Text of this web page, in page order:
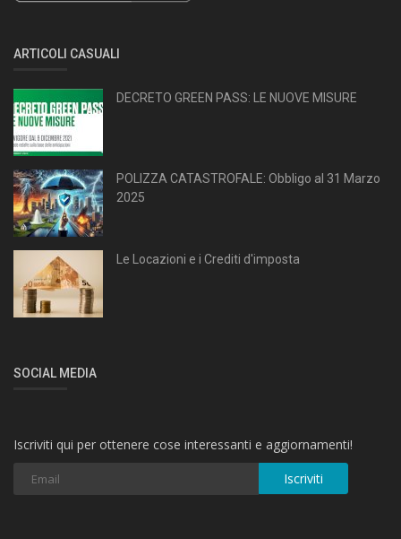
ARTICOLI CASUALI
DECRETO GREEN PASS: LE NUOVE MISURE
POLIZZA CATASTROFALE: Obbligo al 31 Marzo
2025
Le Locazioni e i Crediti d'imposta
SOCIAL MEDIA
Iscriviti qui per ottenere cose interessanti e aggiornamenti!
Iscriviti